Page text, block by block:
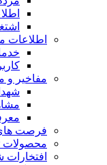
اطلاعات
مفاخیر و
فرصت های
محصولات
افتخارات